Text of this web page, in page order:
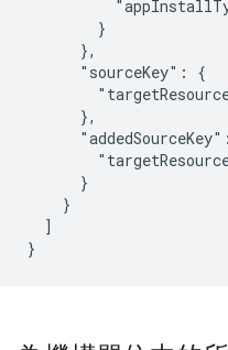
        }
      },
      "sourceKey": {
      },
      }
    }
  ]